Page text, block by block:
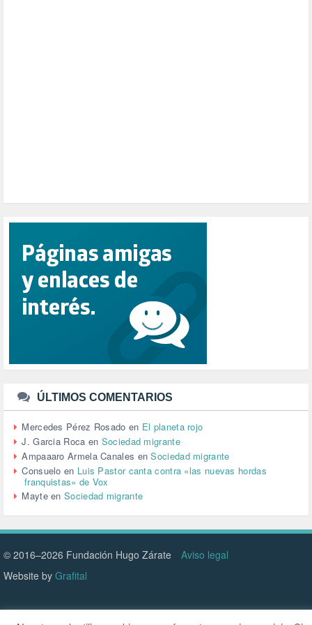
PUERTO DE VALENCIA (1)
RACISMO (1)
RELIGIÓN (114)
REPUBLICA (1)
SALUD (108)
SENSIBILIZACIÓN (576)
SINDICATOS (12)
TTIP (6)
URBANISMO (1)
URBANIZACIÓN (1)
VEJEZ (1)
VENEZUELA (3)
VENEZULA (1)
VIAJES (1)
VIOLENCIA (2)
VIOLENCIA DE GÉNERO (223)
VIVIENDA (9)
VOLODIMIR ZELENSKY (1)
ÚLTIMOS COMENTARIOS
Mercedes Pérez Rosado en El planeta rojo
J. Garcia Roca en Sociedad migrante
Ampaaaro Armela Canales enSociedad migrante
Consuelo en Luis Pastor canta contra «las nuevas hordas
franquistas» de Vox
MayteenSociedad migrante
© 2016–2026 Fundación Hugo Zárate
Aviso legal
Website by Grafital